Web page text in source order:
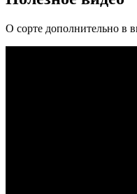
О сорте дополнительно в